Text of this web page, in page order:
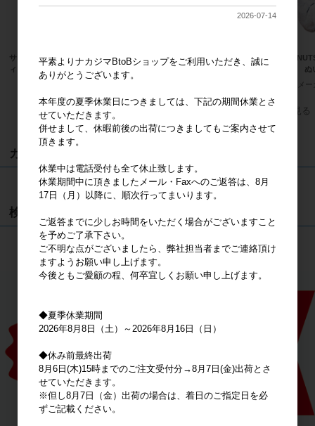
サンリオキャラクターズ ハローキテ
ィ 桜着物 水色 マスコット
サンリオキャラクターズ ほわほわ
ポムポムプリン Ｓ
ピー ぬ
メ
すべてのおすすめ商品を見る
カート
カートは空です
検索
検索
2026-07-14
平素よりナカジマBtoBショップをご利用いただき、誠に
ありがとうございます。
本年度の夏季休業日につきましては、下記の期間休業とさ
せていただきます。
併せまして、休暇前後の出荷につきましてもご案内させて
頂きます。
休業中は電話受付も全て休止致します。
休業期間中に頂きましたメール・Faxへのご返答は、8月
17日（月）以降に、順次行ってまいります。
ご返答までに少しお時間をいただく場合がございますこと
を予めご了承下さい。
ご不明な点がございましたら、弊社担当者までご連絡頂け
ますようお願い申し上げます。
今後ともご愛顧の程、何卒宜しくお願い申し上げます。
◆夏季休業期間
2026年8月8日（土）～2026年8月16日（日）
◆休み前最終出荷
8月6日(木)15時までのご注文受付分→8月7日(金)出荷とさ
せていただきます。
※但し8月7日（金）出荷の場合は、着日のご指定日を必
ずご記載ください。